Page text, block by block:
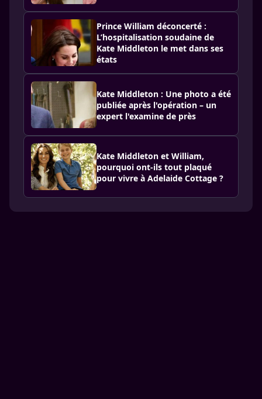
Prince William déconcerté :
L’hospitalisation soudaine de
Kate Middleton le met dans ses
états
Kate Middleton : Une photo a été
publiée après l'opération – un
expert l'examine de près
Kate Middleton et William,
pourquoi ont-ils tout plaqué
pour vivre à Adelaide Cottage ?